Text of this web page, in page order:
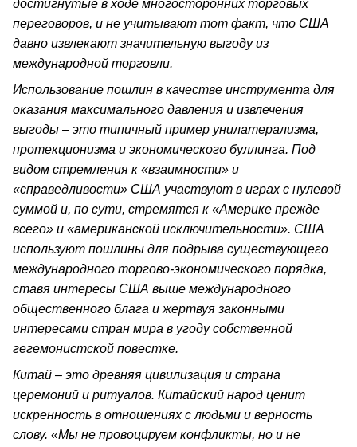
достигнутые в ходе многосторонних торговых
переговоров, и не учитывают тот факт, что США
давно извлекают значительную выгоду из
международной торговли.
Использование пошлин в качестве инструмента для
оказания максимального давления и извлечения
выгоды – это типичный пример унилатерализма,
протекционизма и экономического буллинга. Под
видом стремления к «взаимности» и
«справедливости» США участвуют в играх с нулевой
суммой и, по сути, стремятся к «Америке прежде
всего» и «американской исключительности». США
используют пошлины для подрыва существующего
международного торгово-экономического порядка,
ставя интересы США выше международного
общественного блага и жертвуя законными
интересами стран мира в угоду собственной
гегемонистской повестке.
Китай – это древняя цивилизация и страна
церемоний и ритуалов. Китайский народ ценит
искренность в отношениях с людьми и верность
слову. «Мы не провоцируем конфликты, но и не